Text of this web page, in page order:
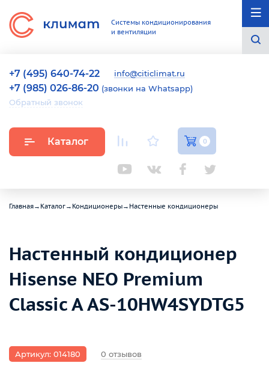
Системы кондиционирования
и вентиляции
+7 (495) 640-74-22 info@citiclimat.ru
+7 (985) 026-86-20 (звонки на Whatsapp)
Обратный звонок
Каталог 0
Главная→ Каталог→ Кондиционеры→ Настенные кондиционеры
Настенный кондиционер
Hisense NEO Premium
Classic A AS-10HW4SYDTG5
Артикул: 014180 0 отзывов